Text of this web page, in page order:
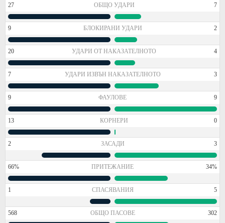
27 ОБЩО УДАРИ 7
9 БЛОКИРАНИ УДАРИ 2
20 УДАРИ ОТ НАКАЗАТЕЛНОТО 4
7 УДАРИ ИЗВЪН НАКАЗАТЕЛНОТО 3
9 ФАУЛОВЕ 9
13 КОРНЕРИ 0
2 ЗАСАДИ 3
66% ПРИТЕЖАНИЕ 34%
1 СПАСЯВАНИЯ 5
568 ОБЩО ПАСОВЕ 302